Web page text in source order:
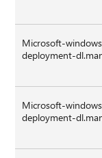
Microsoft-
deployment-
Microsoft-
deployment-